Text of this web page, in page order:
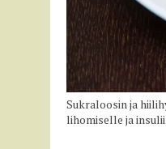
Sukraloosin ja
lihomiselle ja